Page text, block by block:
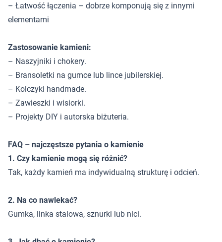
– Łatwość łączenia – dobrze komponują się z innymi
elementami
Zastosowanie kamieni:
– Naszyjniki i chokery.
– Bransoletki na gumce lub lince jubilerskiej.
– Kolczyki handmade.
– Zawieszki i wisiorki.
– Projekty DIY i autorska biżuteria.
FAQ – najczęstsze pytania o kamienie
1. Czy kamienie mogą się różnić?
Tak, każdy kamień ma indywidualną strukturę i odcień.
2. Na co nawlekać?
Gumka, linka stalowa, sznurki lub nici.